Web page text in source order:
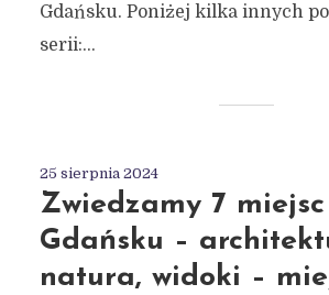
Gdańsku. Poniżej kilka innych
serii:...
25 sierpnia 2024
Zwiedzamy 7 miejsc
Gdańsku –
natura, widoki –